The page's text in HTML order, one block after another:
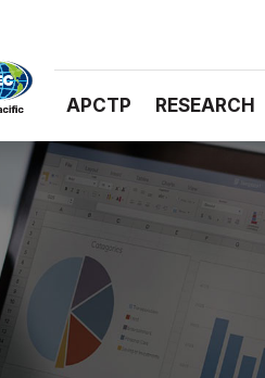
APCTP RESEARCH